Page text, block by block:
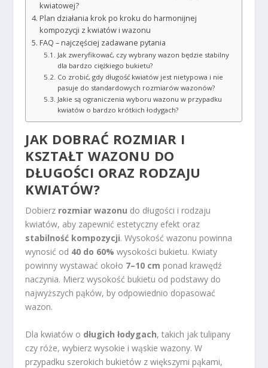
kwiatowej?
Plan działania krok po kroku do harmonijnej
kompozycji z kwiatów i wazonu
FAQ – najczęściej zadawane pytania
Jak zweryfikować, czy wybrany wazon będzie stabilny
dla bardzo ciężkiego bukietu?
Co zrobić, gdy długość kwiatów jest nietypowa i nie
pasuje do standardowych rozmiarów wazonów?
Jakie są ograniczenia wyboru wazonu w przypadku
kwiatów o bardzo krótkich łodygach?
JAK DOBRAĆ ROZMIAR I
KSZTAŁT WAZONU DO
DŁUGOŚCI ORAZ RODZAJU
KWIATÓW?
Dobierz rozmiar wazonu do długości i rodzaju
kwiatów, aby zapewnić estetyczny efekt oraz
stabilność kompozycji. Wysokość wazonu powinna
wynosić od 40 do 60% wysokości bukietu. Kwiaty
powinny wystawać około 7–10 cm ponad krawędź
naczynia. Mierz wysokość bukietu od podstawy do
najwyższych pąków, by odpowiednio dopasować
wazon.
Dla kwiatów o długich łodygach, takich jak tulipany
czy róże, wybierz wysokie i wąskie wazony. W
przypadku szerokich bukietów z większymi pąkami,